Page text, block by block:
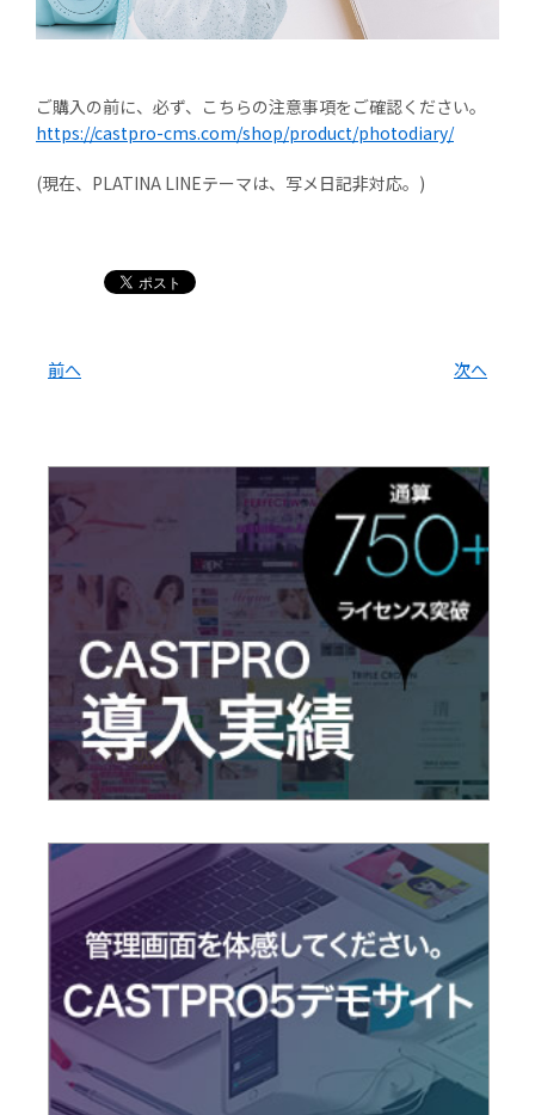
ご購入の前に、必ず、こちらの注意事項をご確認ください。
https://castpro-cms.com/shop/product/photodiary/
(現在、PLATINA LINEテーマは、写メ日記非対応。)
前へ 次へ